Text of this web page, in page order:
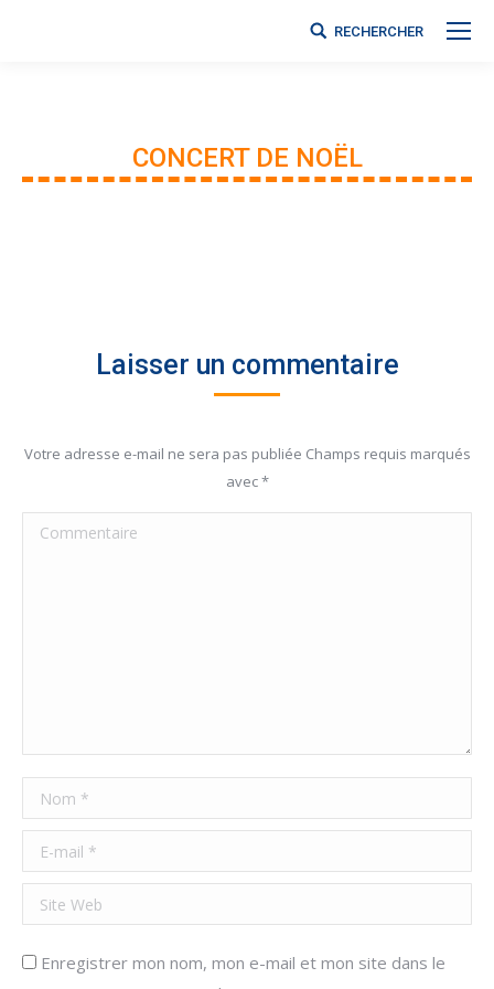
Search:RECHERCHER
CONCERT DE NOËL
Laisser un commentaire
Votre adresse e-mail ne sera pas publiée Champs requis marqués
avec*
Commentaire
Nom *
E-mail *
Site Web
Enregistrer mon nom, mon e-mail et mon site dans le